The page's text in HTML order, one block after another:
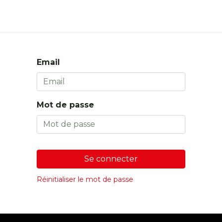
Email
Mot de passe
Se connecter
Réinitialiser le mot de passe